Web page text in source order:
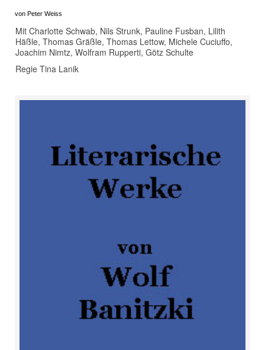
von Peter Weiss
Mit Charlotte Schwab, Nils Strunk, Pauline Fusban, Lilith
Häßle, Thomas Gräßle, Thomas Lettow, Michele Cuciuffo,
Joachim Nimtz, Wolfram Rupperti, Götz Schulte
Regie Tina Lanik